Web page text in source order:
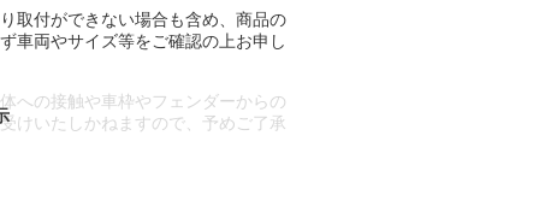
取付ができない場合も含め、商品の
車両やサイズ等をご確認の上お申し
への接触や車枠やフェンダーからの
けいたしかねますので、予めご了承